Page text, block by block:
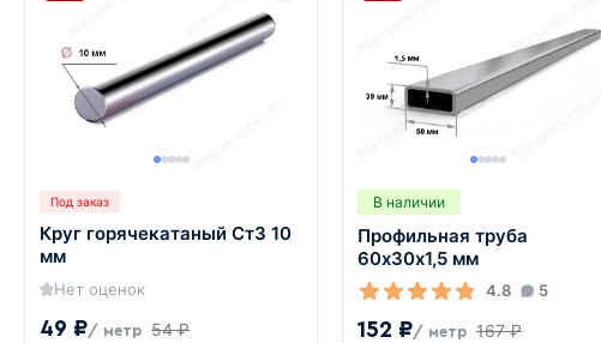
Под заказ
Круг горячекатаный Ст3 10
мм
Нет оценок
49 ₽/ метр 54 ₽
В наличии
Профильная труба
60х30х1,5 мм
4.8 5
152 ₽/ метр 167 ₽